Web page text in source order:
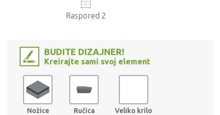
Raspored 2
BUDITE DIZAJNER!
Kreirajte sami svoj element
Nožice Ručica Veliko krilo